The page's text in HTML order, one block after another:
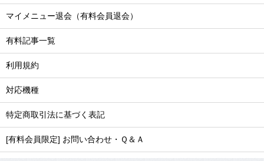
マイメニュー退会（有料会員退会）
有料記事一覧
利用規約
対応機種
特定商取引法に基づく表記
[有料会員限定] お問い合わせ・Ｑ＆Ａ